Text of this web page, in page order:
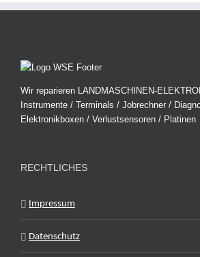
Wir reparieren LANDMASCHINEN-
Instrumente / Terminals / Jobrechner /
Elektronikboxen / Verlustsensoren / Platinen
RECHTLICHES
Impressum
Datenschutz